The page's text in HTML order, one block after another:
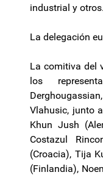
industrial y otros.
La delegación
La comitiva del
los
Vlahusic, junto
Khun Jush
Costazul
(Croacia), Tija
(Finlandia),